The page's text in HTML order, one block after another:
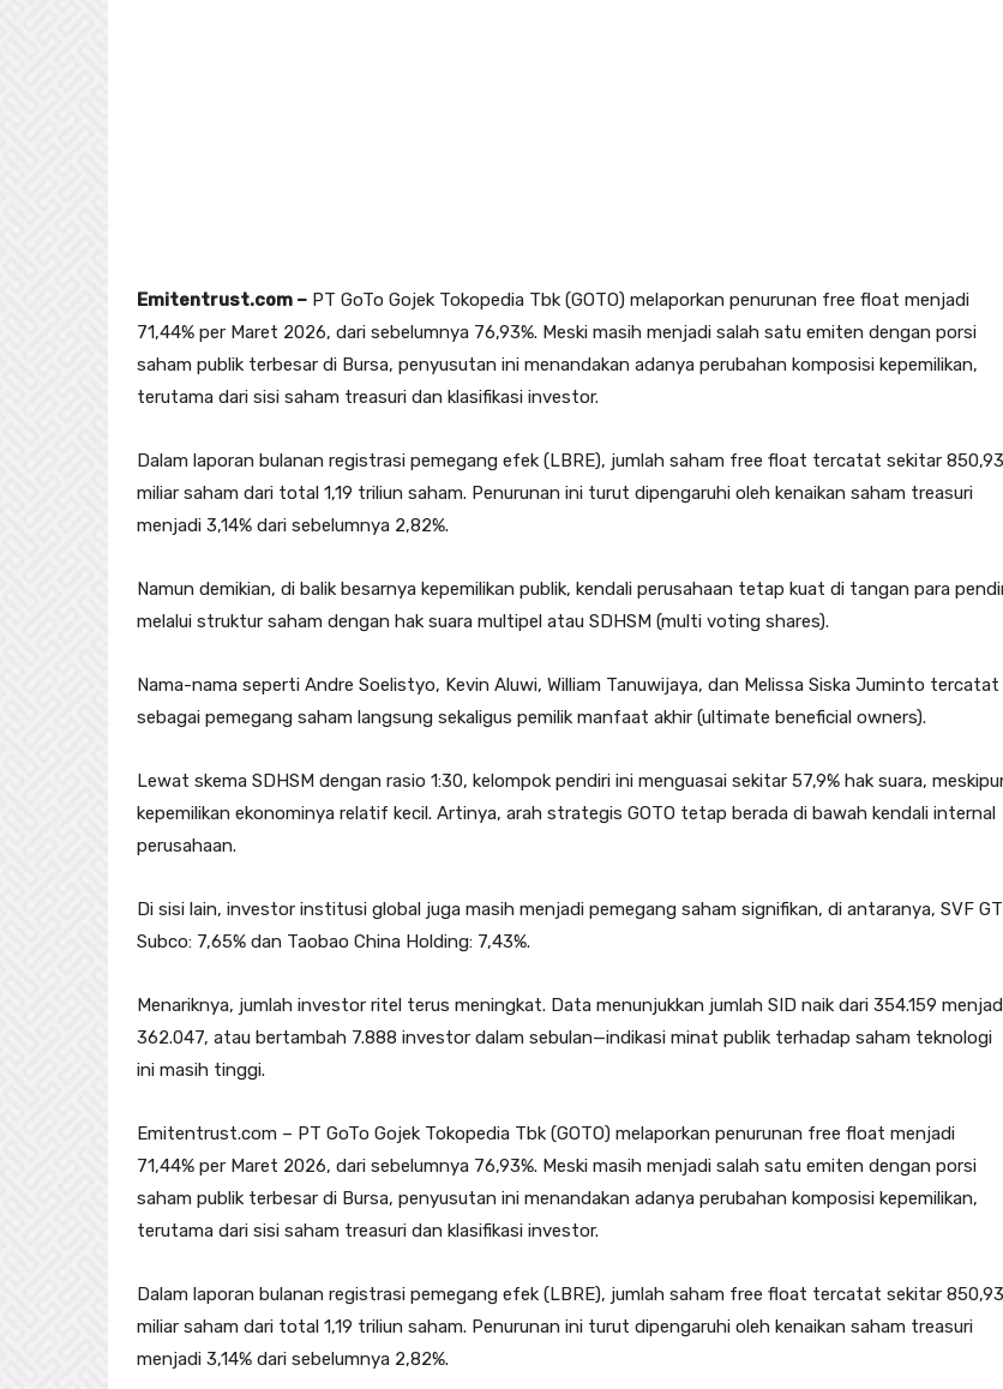
Emitentrust.com – PT GoTo Gojek Tokopedia Tbk (GOTO) melaporkan penurunan free float menjadi
71,44% per Maret 2026, dari sebelumnya 76,93%. Meski masih menjadi salah satu emiten dengan porsi
saham publik terbesar di Bursa, penyusutan ini menandakan adanya perubahan komposisi kepemilikan,
terutama dari sisi saham treasuri dan klasifikasi investor.
Dalam laporan bulanan registrasi pemegang efek (LBRE), jumlah saham free float tercatat sekitar 850,93
miliar saham dari total 1,19 triliun saham. Penurunan ini turut dipengaruhi oleh kenaikan saham treasuri
menjadi 3,14% dari sebelumnya 2,82%.
Namun demikian, di balik besarnya kepemilikan publik, kendali perusahaan tetap kuat di tangan para
melalui struktur saham dengan hak suara multipel atau SDHSM (multi voting shares).
Nama-nama seperti Andre Soelistyo, Kevin Aluwi, William Tanuwijaya, dan Melissa Siska Juminto tercatat
sebagai pemegang saham langsung sekaligus pemilik manfaat akhir (ultimate beneficial owners).
Lewat skema SDHSM dengan rasio 1:30, kelompok pendiri ini menguasai sekitar 57,9% hak suara,
kepemilikan ekonominya relatif kecil. Artinya, arah strategis GOTO tetap berada di bawah kendali internal
perusahaan.
Di sisi lain, investor institusi global juga masih menjadi pemegang saham signifikan, di antaranya, SVF GT
Subco: 7,65% dan Taobao China Holding: 7,43%.
Menariknya, jumlah investor ritel terus meningkat. Data menunjukkan jumlah SID naik dari 354.159
362.047, atau bertambah 7.888 investor dalam sebulan—indikasi minat publik terhadap saham teknologi
ini masih tinggi.
Emitentrust.com – PT GoTo Gojek Tokopedia Tbk (GOTO) melaporkan penurunan free float menjadi
71,44% per Maret 2026, dari sebelumnya 76,93%. Meski masih menjadi salah satu emiten dengan porsi
saham publik terbesar di Bursa, penyusutan ini menandakan adanya perubahan komposisi kepemilikan,
terutama dari sisi saham treasuri dan klasifikasi investor.
Dalam laporan bulanan registrasi pemegang efek (LBRE), jumlah saham free float tercatat sekitar 850,93
miliar saham dari total 1,19 triliun saham. Penurunan ini turut dipengaruhi oleh kenaikan saham treasuri
menjadi 3,14% dari sebelumnya 2,82%.